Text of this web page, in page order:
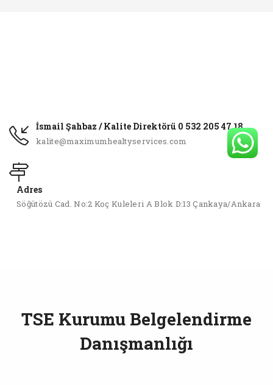
İsmail Şahbaz / Kalite Direktörü 0 532 205 47 18
kalite@maximumhealtyservices.com
Adres
Söğütözü Cad. No:2 Koç Kuleleri A Blok D:13 Çankaya/Ankara
TSE Kurumu Belgelendirme
Danışmanlığı